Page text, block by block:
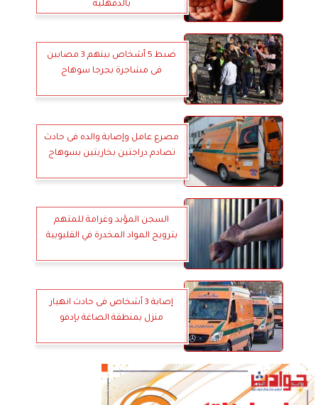
بالدقهلية
ضبط 5 أشخاص بينهم 3 مصابين
فى مشاجرة بجرجا سوهاج
مصرع عامل وإصابة والده فى حادث
تصادم دراجتين بخاريتين بسوهاج
السجن المؤبد وغرامة للمتهم
بترويج المواد المخدرة في القليوبية
إصابة 3 أشخاص فى حادث انهيار
منزل بمنطقة الصاغة بإدفو